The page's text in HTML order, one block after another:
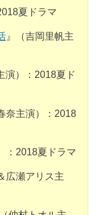
夏ドラマ
』（吉岡里帆主
演）：2018夏ド
奈主演）：2018
：2018夏ドラマ
広瀬アリス主